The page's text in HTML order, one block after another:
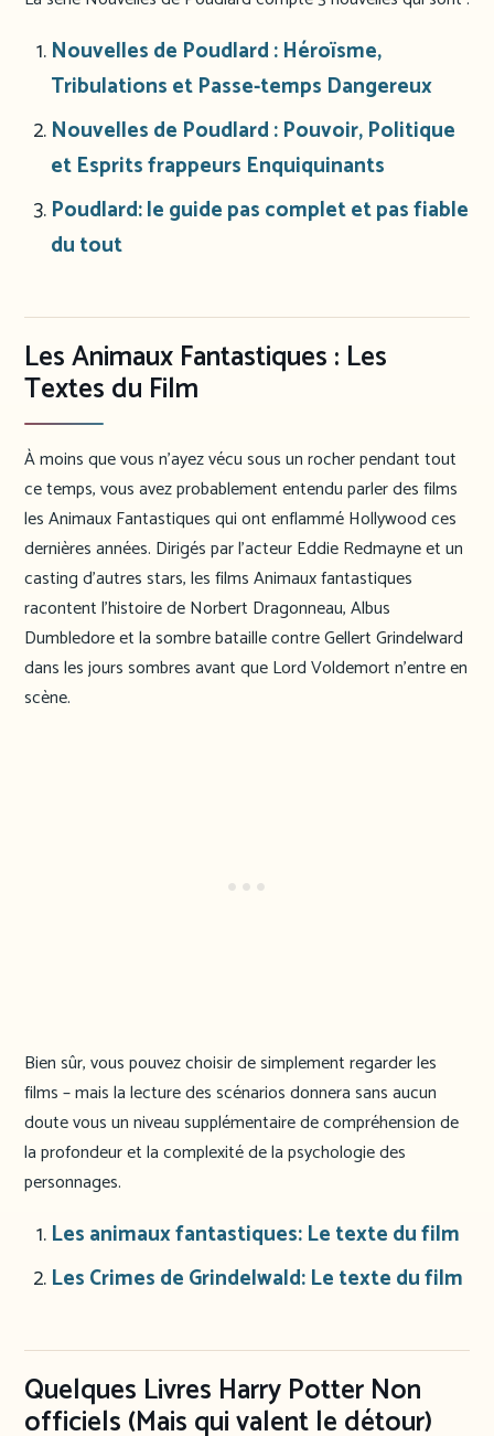
Nouvelles de Poudlard : Héroïsme,
Tribulations et Passe-temps Dangereux
Nouvelles de Poudlard : Pouvoir, Politique
et Esprits frappeurs Enquiquinants
Poudlard: le guide pas complet et pas fiable
du tout
Les Animaux Fantastiques : Les
Textes du Film
À moins que vous n’ayez vécu sous un rocher pendant tout
ce temps, vous avez probablement entendu parler des films
les Animaux Fantastiques qui ont enflammé Hollywood ces
dernières années. Dirigés par l’acteur Eddie Redmayne et un
casting d’autres stars, les films Animaux fantastiques
racontent l’histoire de Norbert Dragonneau, Albus
Dumbledore et la sombre bataille contre Gellert Grindelward
dans les jours sombres avant que Lord Voldemort n’entre en
scène.
Bien sûr, vous pouvez choisir de simplement regarder les
films – mais la lecture des scénarios donnera sans aucun
doute vous un niveau supplémentaire de compréhension de
la profondeur et la complexité de la psychologie des
personnages.
Les animaux fantastiques: Le texte du film
Les Crimes de Grindelwald: Le texte du film
Quelques Livres Harry Potter Non
officiels (Mais qui valent le détour)